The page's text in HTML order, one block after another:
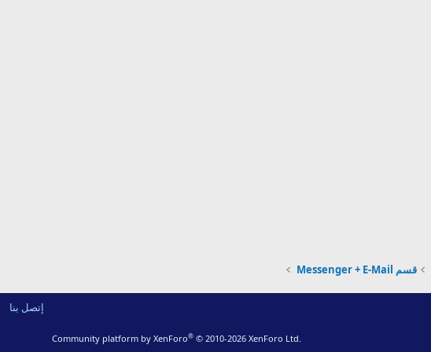
قسم Messenger + E-Mail
إتصل بنا
Community platform by XenForo® © 2010-2026 XenForo Ltd.